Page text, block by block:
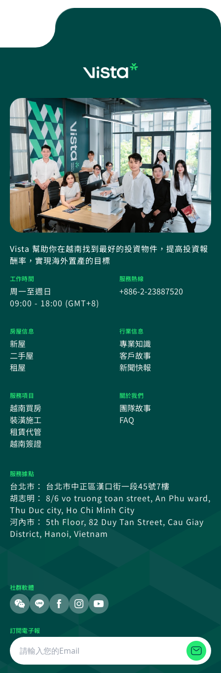
Vista 幫助你在越南找到最好的投資物件，提高投資報
酬率，實現海外置產的目標
工作時間
周一至週日
09:00 - 18:00 (GMT+8)
服務熱線
+886-2-23887520
房屋信息
新屋
二手屋
租屋
行業信息
專業知識
客戶故事
新聞快報
服務項目
越南買房
裝潢施工
租賃代管
越南簽證
關於我們
團隊故事
FAQ
服務據點
台北市： 台北市中正區漢口街一段45號7樓
胡志明： 8/6 vo truong toan street, An Phu ward,
Thu Duc city, Ho Chi Minh City
河內市： 5th Floor, 82 Duy Tan Street, Cau Giay
District, Hanoi, Vietnam
社群軟體
訂閱電子報